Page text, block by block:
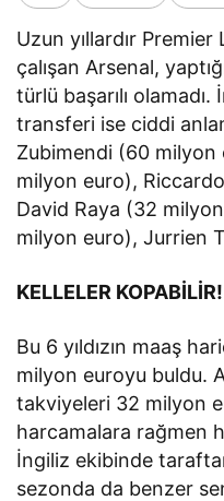
Uzun yıllardır
çalışan Arsenal,
türlü başarılı
transferi ise ciddi
Zubimendi (60
milyon euro),
David Raya (32
milyon euro), Jurrien
KELLELER KOPABİLİR!
Bu 6 yıldızın maaş
milyon euroyu buldu.
takviyeleri 32 milyon
harcamalara rağmen
İngiliz ekibinde
sezonda da benzer